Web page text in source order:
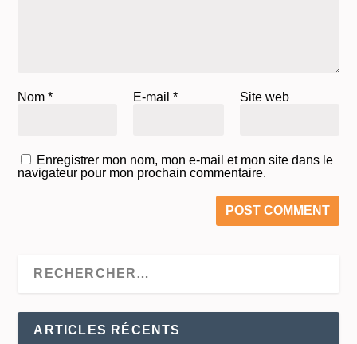
Nom* E-mail * Site web
Enregistrer mon nom, mon e-mail et mon site dans le
navigateur pour mon prochain commentaire.
ARTICLES RÉCENTS